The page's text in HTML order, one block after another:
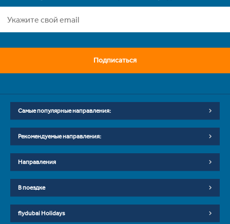
Подписаться
Самые популярные направления:
Рекомендуемые направления:
Направления
В поездке
flydubai Holidays